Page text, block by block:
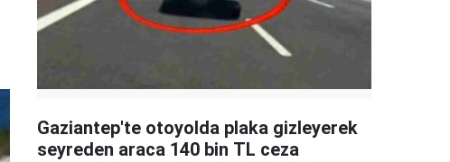
Gaziantep'te otoyolda plaka gizleyerek
seyreden araca 140 bin TL ceza